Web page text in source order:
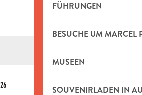
FÜHRUNGEN
BESUCHE UM MARCEL
MUSEEN
SOUVENIRLADEN IN